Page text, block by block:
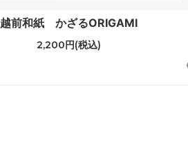
越前和紙 かざるORIGAMI
2,200円(税込)